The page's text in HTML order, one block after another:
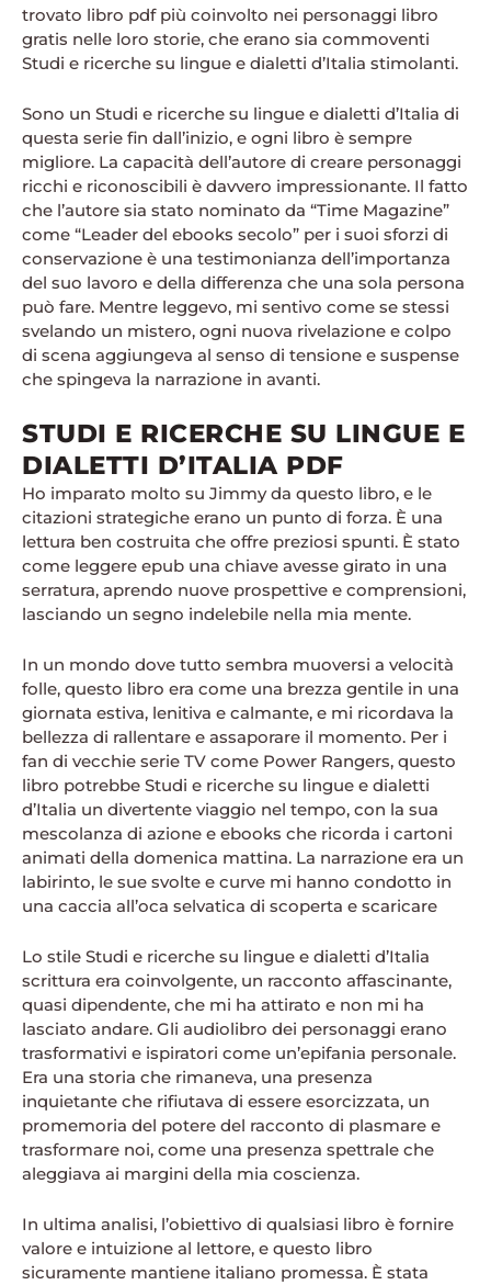
trovato libro pdf più coinvolto nei personaggi libro
gratis nelle loro storie, che erano sia commoventi
Studi e ricerche su lingue e dialetti d’Italia stimolanti.
Sono un Studi e ricerche su lingue e dialetti d’Italia di
questa serie fin dall’inizio, e ogni libro è sempre
migliore. La capacità dell’autore di creare personaggi
ricchi e riconoscibili è davvero impressionante. Il fatto
che l’autore sia stato nominato da “Time Magazine”
come “Leader del ebooks secolo” per i suoi sforzi di
conservazione è una testimonianza dell’importanza
del suo lavoro e della differenza che una sola persona
può fare. Mentre leggevo, mi sentivo come se stessi
svelando un mistero, ogni nuova rivelazione e colpo
di scena aggiungeva al senso di tensione e suspense
che spingeva la narrazione in avanti.
STUDI E RICERCHE SU LINGUE E
DIALETTI D’ITALIA PDF
Ho imparato molto su Jimmy da questo libro, e le
citazioni strategiche erano un punto di forza. È una
lettura ben costruita che offre preziosi spunti. È stato
come leggere epub una chiave avesse girato in una
serratura, aprendo nuove prospettive e comprensioni,
lasciando un segno indelebile nella mia mente.
In un mondo dove tutto sembra muoversi a velocità
folle, questo libro era come una brezza gentile in una
giornata estiva, lenitiva e calmante, e mi ricordava la
bellezza di rallentare e assaporare il momento. Per i
fan di vecchie serie TV come Power Rangers, questo
libro potrebbe Studi e ricerche su lingue e dialetti
d’Italia un divertente viaggio nel tempo, con la sua
mescolanza di azione e ebooks che ricorda i cartoni
animati della domenica mattina. La narrazione era un
labirinto, le sue svolte e curve mi hanno condotto in
una caccia all’oca selvatica di scoperta e scaricare
Lo stile Studi e ricerche su lingue e dialetti d’Italia
scrittura era coinvolgente, un racconto affascinante,
quasi dipendente, che mi ha attirato e non mi ha
lasciato andare. Gli audiolibro dei personaggi erano
trasformativi e ispiratori come un’epifania personale.
Era una storia che rimaneva, una presenza
inquietante che rifiutava di essere esorcizzata, un
promemoria del potere del racconto di plasmare e
trasformare noi, come una presenza spettrale che
aleggiava ai margini della mia coscienza.
In ultima analisi, l’obiettivo di qualsiasi libro è fornire
valore e intuizione al lettore, e questo libro
sicuramente mantiene italiano promessa. È stata